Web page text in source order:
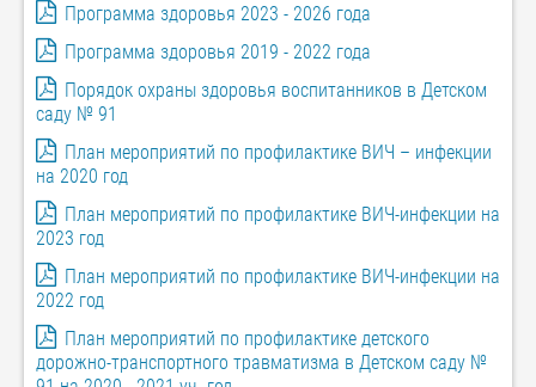
Программа здоровья 2023 - 2026 года
Программа здоровья 2019 - 2022 года
Порядок охраны здоровья воспитанников в Детском
саду № 91
План мероприятий по профилактике ВИЧ – инфекции
на 2020 год
План мероприятий по профилактике ВИЧ-инфекции на
2023 год
План мероприятий по профилактике ВИЧ-инфекции на
2022 год
План мероприятий по профилактике детского
дорожно-транспортного травматизма в Детском саду №